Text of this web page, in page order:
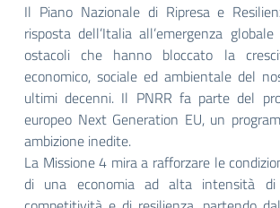
Il Piano Nazionale di Ripresa e
risposta dell’Italia all’emergenza
ostacoli che hanno bloccato la
economico, sociale ed ambientale del
ultimi decenni. Il PNRR fa parte del
europeo Next Generation EU, un
ambizione inedite.
La Missione 4 mira a rafforzare le
di una economia ad alta intensità di